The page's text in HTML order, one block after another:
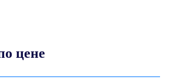
цене